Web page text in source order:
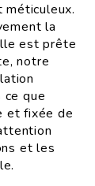
la
est prête
notre
que
et fixée de
et les